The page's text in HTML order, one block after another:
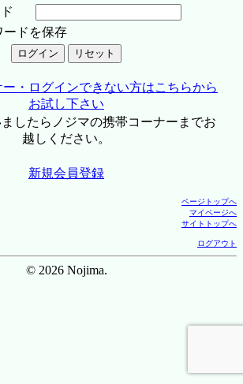
ードを保存
・ログインできない方はこちらから
お試し下さい
したらノジマの携帯コーナーまでお
越しください。
新規会員登録
ページトップへ
マイページへ
サイトトップへ
ログアウト
© 2026 Nojima.